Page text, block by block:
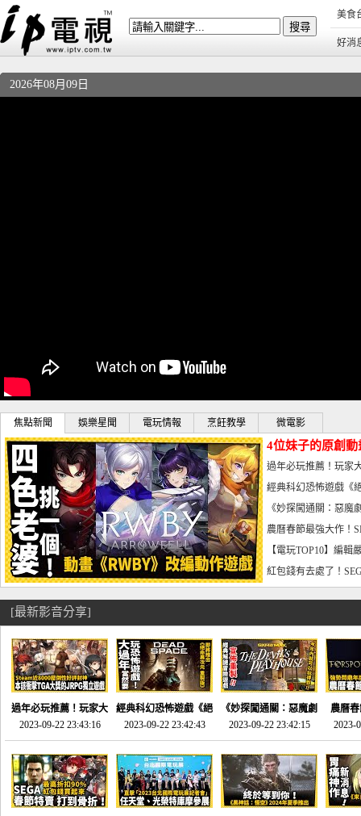
美食
好消
2026年08月09日
焦點新聞 娛樂星聞 電玩情報 烹飪教學 微電影
4位妹子的原創
曝光_電玩宅速配
過年必玩推薦！玩家
宅速配20230126
經典科幻恐怖遊戲《
懼體驗-電玩宅速配
《妙探闖通關：惡
到!!-電玩宅速配
農曆春節最強大作！
電玩宅速配20230123
【電玩TOP10】編
了，封面圖直接雷你
紅包錢有去處了！
宅速配20230119
[最新影音分享]
過年必玩推薦！玩家大
推的JRPG神作《神之
天平》介紹！-電玩宅
速配20230126
2023-09-22 23:43:16
經典科幻恐怖遊戲《絕
命異次元 重製版》重
回「石村號」的恐懼體
驗-電玩宅速配
20230125
2023-09-22 23:42:43
《妙探闖通關：惡魔劇
場》將推出「重製
版」!!!今年就能玩到!!-
電玩宅速配20230124
2023-09-22 23:42:15
農曆
SE社
動作角
電玩宅
2023-